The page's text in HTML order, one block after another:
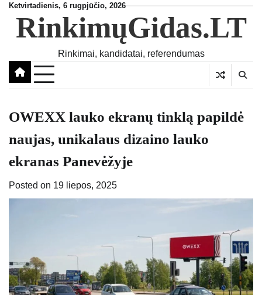
Skip
content
Ketvirtadienis, 6 rugpjūčio, 2026
RinkimųGidas.LT
Rinkimai, kandidatai, referendumas
OWEXX lauko ekranų tinklą papildė
naujas, unikalaus dizaino lauko
ekranas Panevėžyje
Posted on 19 liepos, 2025